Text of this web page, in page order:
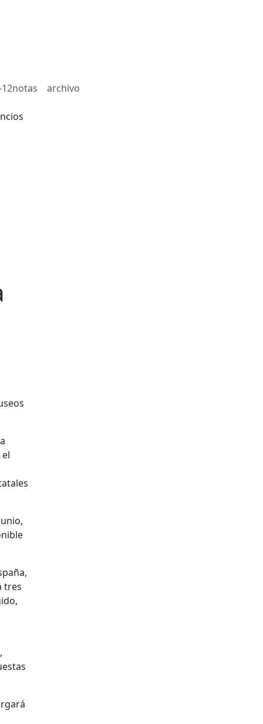
12notas archivo
tres